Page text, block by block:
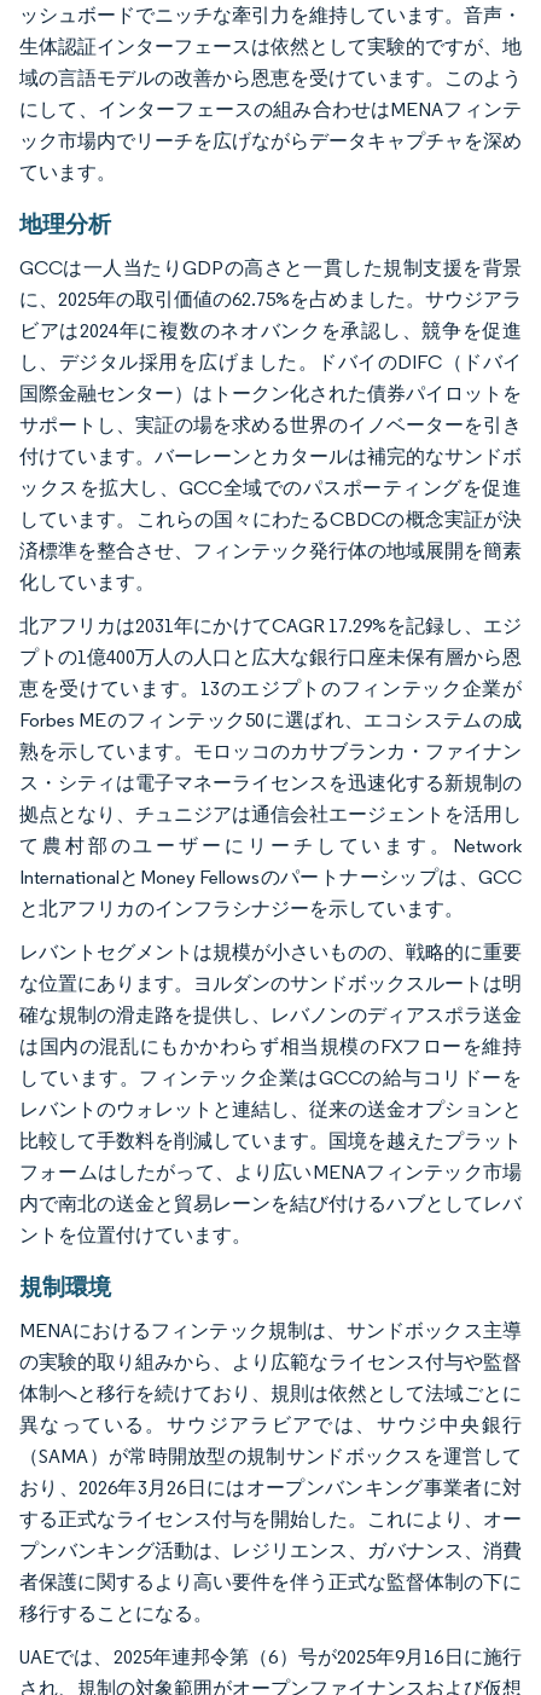
ッシュボードでニッチな牽引力を維持しています。音声・
生体認証インターフェースは依然として実験的ですが、地
域の言語モデルの改善から恩恵を受けています。このよう
にして、インターフェースの組み合わせはMENAフィンテ
ック市場内でリーチを広げながらデータキャプチャを深め
ています。
地理分析
GCCは一人当たりGDPの高さと一貫した規制支援を背景
に、2025年の取引価値の62.75%を占めました。サウジアラ
ビアは2024年に複数のネオバンクを承認し、競争を促進
し、デジタル採用を広げました。ドバイのDIFC（ドバイ
国際金融センター）はトークン化された債券パイロットを
サポートし、実証の場を求める世界のイノベーターを引き
付けています。バーレーンとカタールは補完的なサンドボ
ックスを拡大し、GCC全域でのパスポーティングを促進
しています。これらの国々にわたるCBDCの概念実証が決
済標準を整合させ、フィンテック発行体の地域展開を簡素
化しています。
北アフリカは2031年にかけてCAGR 17.29%を記録し、エジ
プトの1億400万人の人口と広大な銀行口座未保有層から恩
恵を受けています。13のエジプトのフィンテック企業が
Forbes MEのフィンテック50に選ばれ、エコシステムの成
熟を示しています。モロッコのカサブランカ・ファイナン
ス・シティは電子マネーライセンスを迅速化する新規制の
拠点となり、チュニジアは通信会社エージェントを活用し
て農村部のユーザーにリーチしています。Network
InternationalとMoney Fellowsのパートナーシップは、GCC
と北アフリカのインフラシナジーを示しています。
レバントセグメントは規模が小さいものの、戦略的に重要
な位置にあります。ヨルダンのサンドボックスルートは明
確な規制の滑走路を提供し、レバノンのディアスポラ送金
は国内の混乱にもかかわらず相当規模のFXフローを維持
しています。フィンテック企業はGCCの給与コリドーを
レバントのウォレットと連結し、従来の送金オプションと
比較して手数料を削減しています。国境を越えたプラット
フォームはしたがって、より広いMENAフィンテック市場
内で南北の送金と貿易レーンを結び付けるハブとしてレバ
ントを位置付けています。
規制環境
MENAにおけるフィンテック規制は、サンドボックス主導
の実験的取り組みから、より広範なライセンス付与や監督
体制へと移行を続けており、規則は依然として法域ごとに
異なっている。サウジアラビアでは、サウジ中央銀行
（SAMA）が常時開放型の規制サンドボックスを運営して
おり、2026年3月26日にはオープンバンキング事業者に対
する正式なライセンス付与を開始した。これにより、オー
プンバンキング活動は、レジリエンス、ガバナンス、消費
者保護に関するより高い要件を伴う正式な監督体制の下に
移行することになる。
UAEでは、2025年連邦令第（6）号が2025年9月16日に施行
され、規制の対象範囲がオープンファイナンスおよび仮想